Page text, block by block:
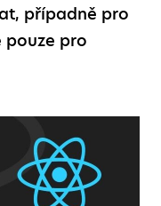
případně pro
pouze pro